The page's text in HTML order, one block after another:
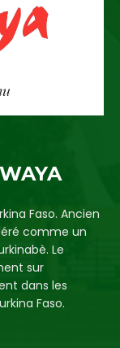
Faso. Ancien
comme un
Le
sur
dans les
Faso.